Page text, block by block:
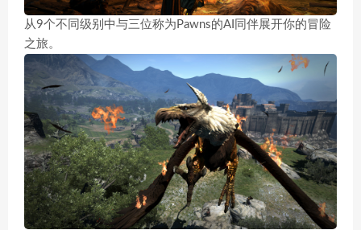
从9个不同级别中与三位称为Pawns的AI同伴展开你的冒险
之旅。